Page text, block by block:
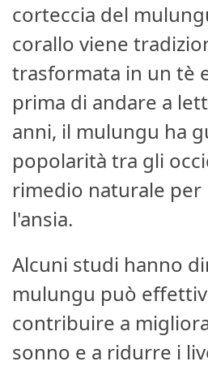
corteccia del
corallo viene
trasformata in un tè
prima di andare a
anni, il mulungu ha
popolarità tra gli
rimedio naturale per
l'ansia.
Alcuni studi hanno
mulungu può
contribuire a
sonno e a ridurre i